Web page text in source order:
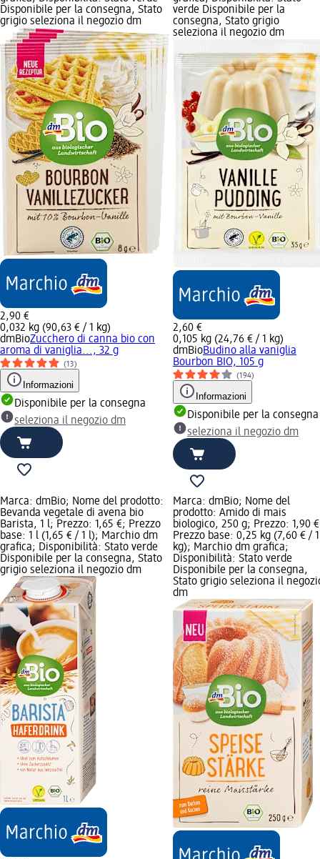
Disponibile per la consegna, Stato
grigio seleziona il negozio dm
2,90 €
0,032 kg (90,63 € / 1 kg)
dmBioZucchero di canna bio con
aroma di vaniglia..., 32 g
(13)
Informazioni
Disponibile per la consegna
seleziona il negozio dm
verde Disponibile per la
consegna, Stato grigio
seleziona il negozio dm
2,60 €
0,105 kg (24,76 € / 1 kg)
dmBioBudino alla vaniglia
Bourbon BIO, 105 g
(194)
Informazioni
Disponibile per la consegna
seleziona il negozio dm
Marca: dmBio; Nome del prodotto:
Bevanda vegetale di avena bio
Barista, 1 l; Prezzo: 1,65 €; Prezzo
base: 1 l (1,65 € / 1 l); Marchio dm
grafica; Disponibilità: Stato verde
Disponibile per la consegna, Stato
grigio seleziona il negozio dm
Marca: dmBio; Nome del
prodotto: Amido di mais
biologico, 250 g; Prezzo: 1,90
Prezzo base: 0,25 kg (7,60 € / 1
kg); Marchio dm grafica;
Disponibilità: Stato verde
Disponibile per la consegna,
Stato grigio seleziona il
dm